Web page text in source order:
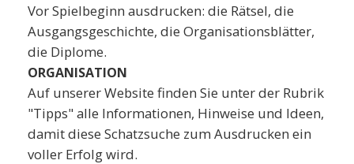
Vor Spielbeginn ausdrucken: die Rätsel, die
Ausgangsgeschichte, die Organisationsblätter,
die Diplome.
ORGANISATION
Auf unserer Website finden Sie unter der Rubrik
"Tipps" alle Informationen, Hinweise und Ideen,
damit diese Schatzsuche zum Ausdrucken ein
voller Erfolg wird.